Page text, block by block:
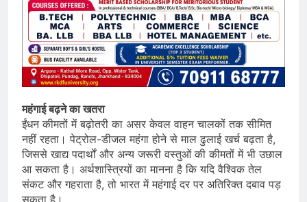
महंगाई बढ़ने का खतरा
ईंधन कीमतों में बढ़ोतरी का असर केवल वाहन चालकों तक सीमित
नहीं रहता। पेट्रोल-डीजल महंगा होने से माल ढुलाई खर्च बढ़ता है,
जिससे खाद्य पदार्थों और अन्य जरूरी वस्तुओं की कीमतों में भी उछाल
आ सकता है। अर्थशास्त्रियों का मानना है कि यदि वैश्विक तेल
संकट और गहराता है, तो भारत में महंगाई दर पर अतिरिक्त दबाव पड़